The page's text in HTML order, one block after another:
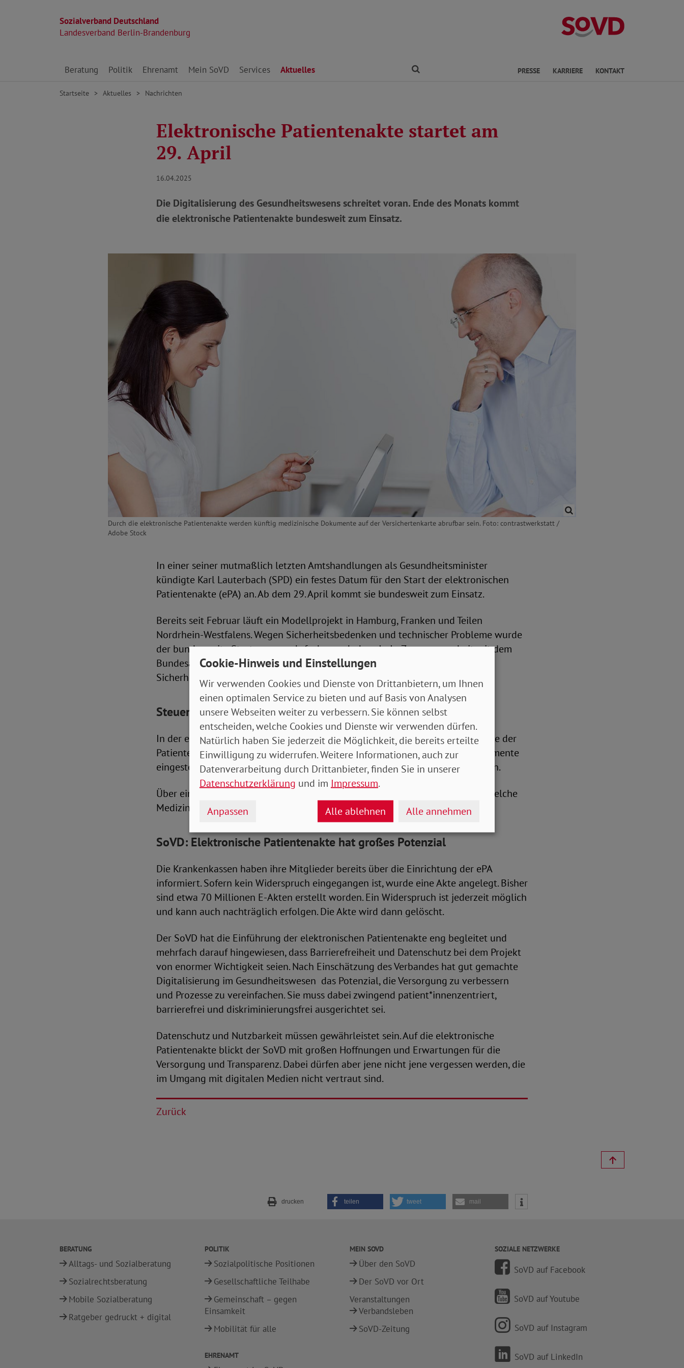
Sozialverband Deutschland
Landesverband Berlin-Brandenburg
Direkt zu den Inhalten springen
Beratung Politik Ehrenamt Mein SoVD Services Aktuelles PRESSE KARRIERE KONTAKT
Startseite Aktuelles Nachrichten
Elektronische Patientenakte startet am
29. April
16.04.2025
Die Digitalisierung des Gesundheitswesens schreitet voran. Ende des Monats kommt
die elektronische Patientenakte bundesweit zum Einsatz.
Durch die elektronische Patientenakte werden künftig medizinische Dokumente auf der Versichertenkarte abrufbar sein. Foto: contrastwerkstatt /
Adobe Stock
In einer seiner mutmaßlich letzten Amtshandlungen als Gesundheitsminister
kündigte Karl Lauterbach (SPD) ein festes Datum für den Start der elektronischen
Patientenakte (ePA) an. Ab dem 29. April kommt sie bundesweit zum Einsatz.
Bereits seit Februar läuft ein Modellprojekt in Hamburg, Franken und Teilen
Nordrhein-Westfalens. Wegen Sicherheitsbedenken und technischer Probleme wurde
der bundesweite Start zuvor mehrfach verschoben. In In Zusammenarbeit mit dem
Bundesamt für Sicherheit in der Informationstechnik (BSI) seien nun weitere
Sicherheitsmaßnahmen umgesetzt worden.
Steuerung über App
In der elektronischen Patientenakte sind Befunde und die Krankheitsgeschichte der
Patienten an einem Ort gespeichert. Vorerst werden allerdings nur neue Dokumente
eingestellt, ältere können Versicherte über ihre Krankenkasse hochladen lassen.
Über eine App ihrer Krankenkassen können Versicherte außerdem festlegen, welche
Mediziner worauf Einsicht bekommen.
SoVD: Elektronische Patientenakte hat großes Potenzial
Die Krankenkassen haben ihre Mitglieder bereits über die Einrichtung der ePA
informiert. Sofern kein Widerspruch eingegangen ist, wurde eine Akte angelegt. Bisher
sind etwa 70 Millionen E-Akten erstellt worden. Ein Widerspruch ist jederzeit möglich
und kann auch nachträglich erfolgen. Die Akte wird dann gelöscht.
Der SoVD hat die Einführung der elektronischen Patientenakte eng begleitet und
mehrfach darauf hingewiesen, dass Barrierefreiheit und Datenschutz bei dem Projekt
von enormer Wichtigkeit seien. Nach Einschätzung des Verbandes hat gut gemachte
Digitalisierung im Gesundheitswesen das Potenzial, die Versorgung zu verbessern
und Prozesse zu vereinfachen. Sie muss dabei zwingend patient*innenzentriert,
barrierefrei und diskriminierungsfrei ausgerichtet sei.
Datenschutz und Nutzbarkeit müssen gewährleistet sein. Auf die elektronische
Patientenakte blickt der SoVD mit großen Hoffnungen und Erwartungen für die
Versorgung und Transparenz. Dabei dürfen aber jene nicht jene vergessen werden, die
im Umgang mit digitalen Medien nicht vertraut sind.
Zurück
drucken teilen tweet mail
BERATUNG
Alltags- und Sozialberatung
Sozialrechtsberatung
Mobile Sozialberatung
Ratgeber gedruckt + digital
POLITIK
Sozialpolitische Positionen
Gesellschaftliche Teilhabe
Gemeinschaft – gegen
Einsamkeit
Mobilität für alle
EHRENAMT
MEIN SOVD
Über den SoVD
Der SoVD vor Ort
Veranstaltungen
Verbandsleben
SoVD-Zeitung
SOZIALE NETZWERKE
SoVD auf Facebook
SoVD auf Youtube
SoVD auf Instagram
SoVD auf LinkedIn
Cookie-Hinweis und Einstellungen
Wir verwenden Cookies und Dienste von Drittanbietern, um Ihnen
einen optimalen Service zu bieten und auf Basis von Analysen
unsere Webseiten weiter zu verbessern. Sie können selbst
entscheiden, welche Cookies und Dienste wir verwenden dürfen.
Natürlich haben Sie jederzeit die Möglichkeit, die bereits erteilte
Einwilligung zu widerrufen. Weitere Informationen, auch zur
Datenverarbeitung durch Drittanbieter, finden Sie in unserer
Datenschutzerklärung und im Impressum.
Anpassen Alle ablehnen Alle annehmen